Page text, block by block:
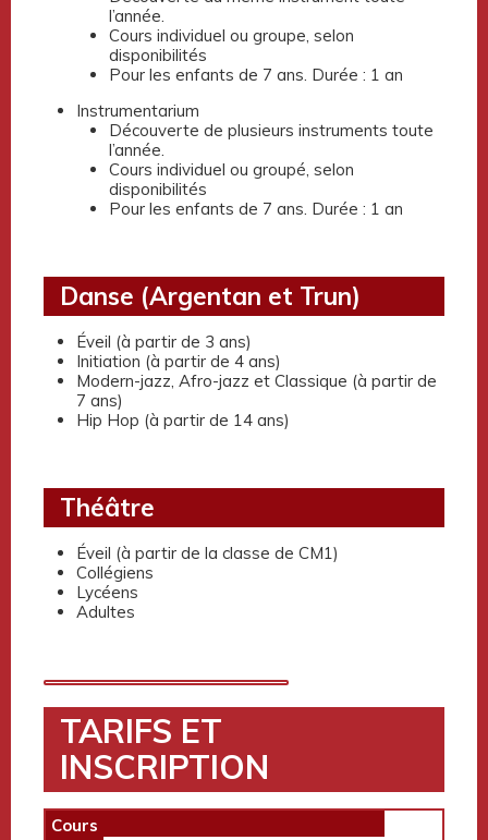
l’année.
Cours individuel ou groupe, selon
disponibilités
Pour les enfants de 7 ans. Durée : 1 an
Instrumentarium
Découverte de plusieurs instruments toute
l’année.
Cours individuel ou groupé, selon
disponibilités
Pour les enfants de 7 ans. Durée : 1 an
Danse (Argentan et Trun)
Éveil (à partir de 3 ans)
Initiation (à partir de 4 ans)
Modern-jazz, Afro-jazz et Classique (à partir de
7 ans)
Hip Hop (à partir de 14 ans)
Théâtre
Éveil (à partir de la classe de CM1)
Collégiens
Lycéens
Adultes
TARIFS ET
INSCRIPTION
Cours